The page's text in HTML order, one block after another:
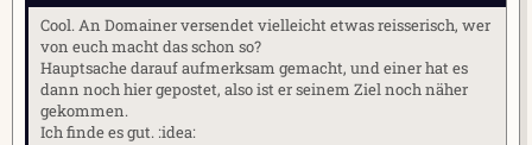
Cool. An Domainer versendet vielleicht etwas reisserisch, wer
von euch macht das schon so?
Hauptsache darauf aufmerksam gemacht, und einer hat es
dann noch hier gepostet, also ist er seinem Ziel noch näher
gekommen.
Ich finde es gut. :idea: